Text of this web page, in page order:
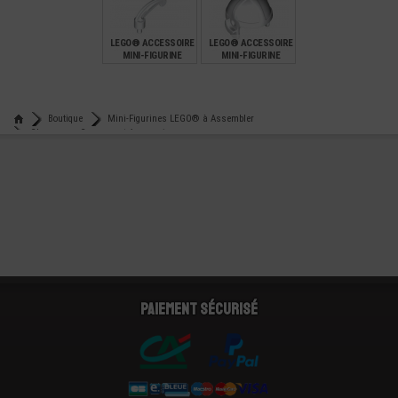
LEGO® ACCESSOIRE
MINI-FIGURINE
LEGO® ACCESSOIRE
MINI-FIGURINE
Boutique
Mini-Figurines LEGO® à Assembler
Chapeaux - Casques et Accessoires
Paiement sécurisé